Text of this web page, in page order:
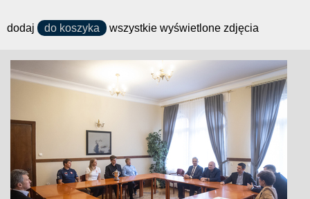
dodaj do koszyka wszystkie wyświetlone zdjęcia